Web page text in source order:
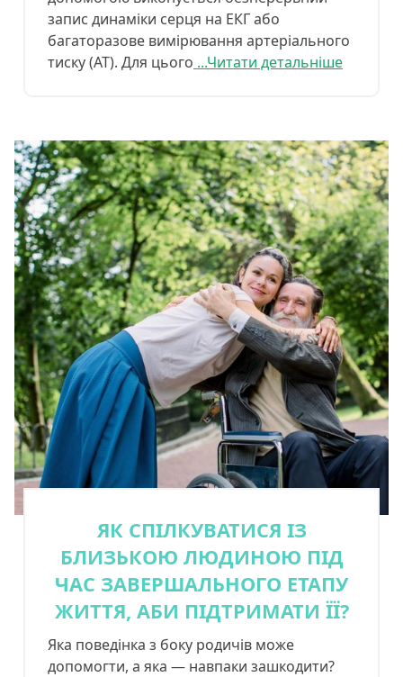
запис динаміки серця на ЕКГ або
багаторазове вимірювання артеріального
тиску (АТ). Для цього ...Читати детальніше
ЯК СПІЛКУВАТИСЯ ІЗ
БЛИЗЬКОЮ ЛЮДИНОЮ ПІД
ЧАС ЗАВЕРШАЛЬНОГО ЕТАПУ
ЖИТТЯ, АБИ ПІДТРИМАТИ ЇЇ?
Яка поведінка з боку родичів може
допомогти, а яка — навпаки зашкодити?